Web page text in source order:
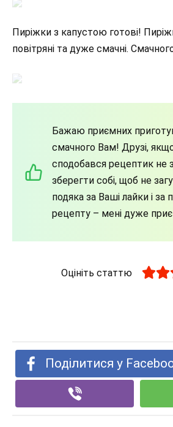
Пиріжки з капустою готові!
повітряні та дуже смачні.
Бажаю приємних
смачного Вам! Друзі,
сподобався рецептик не
зберегти собі, щоб не
подяка за Ваші лайки і за
рецепту – мені дуже
Оцініть статтю
Поділитися у